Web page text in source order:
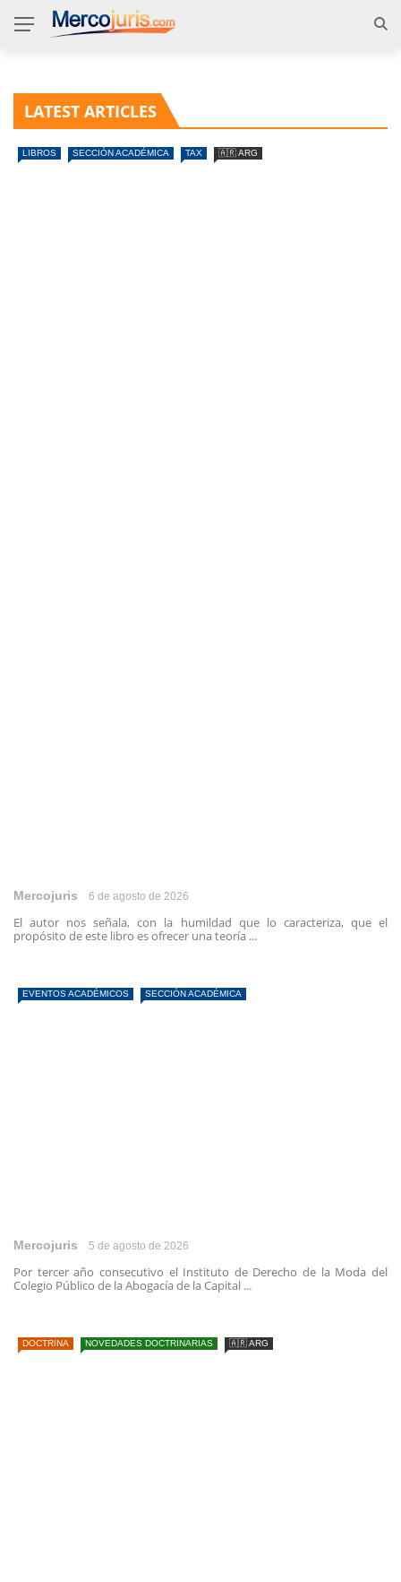
LATEST ARTICLES
LIBROS SECCIÓN ACADÉMICA TAX 🇦🇷 ARG
Mercojuris 6 de agosto de 2026
El autor nos señala, con la humildad que lo caracteriza, que el
propósito de este libro es ofrecer una teoría ...
EVENTOS ACADÉMICOS SECCIÓN ACADÉMICA
Mercojuris 5 de agosto de 2026
Por tercer año consecutivo el Instituto de Derecho de la Moda del
Colegio Público de la Abogacía de la Capital ...
DOCTRINA NOVEDADES DOCTRINARIAS 🇦🇷 ARG